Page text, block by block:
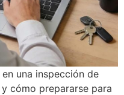
una inspección de
cómo prepararse para